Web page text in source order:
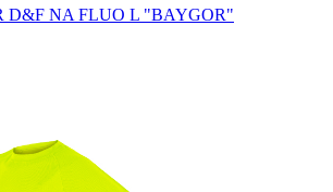
D&F NA FLUO L "BAYGOR"